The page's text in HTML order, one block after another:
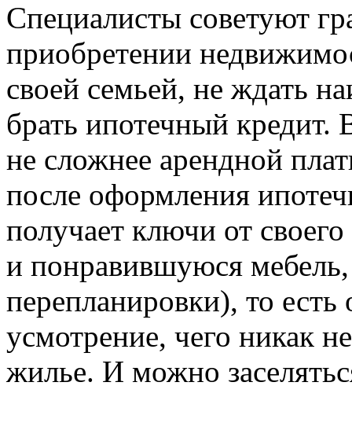
Специалисты советуют
приобретении
своей семьей, не ждать
брать ипотечный кредит.
не сложнее арендной
после оформления
получает ключи от
и понравившуюся мебель,
перепланировки), то есть
усмотрение, чего никак
жилье. И можно